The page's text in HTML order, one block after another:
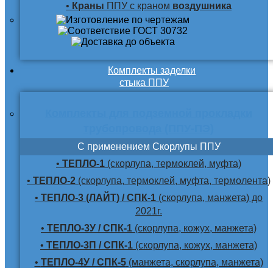
• Краны ППУ с краном воздушника
Комплекты заделки
стыка ППУ
С применением Скорлупы ППУ
• ТЕПЛО-1 (скорлупа, термоклей, муфта)
• ТЕПЛО-2 (скорлупа, термоклей, муфта, термолента)
• ТЕПЛО-3 (ЛАЙТ) / СПК-1 (скорлупа, манжета) до
2021г.
• ТЕПЛО-3У / СПК-1 (скорлупа, кожух, манжета)
• ТЕПЛО-3П / СПК-1 (скорлупа, кожух, манжета)
• ТЕПЛО-4У / СПК-5(манжета, скорлупа, манжета)